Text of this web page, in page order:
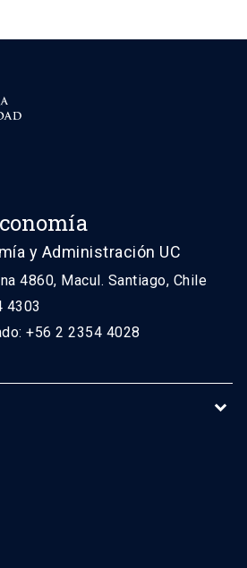
y Administración UC
4860, Macul. Santiago, Chile
4303
+56 2 2354 4028